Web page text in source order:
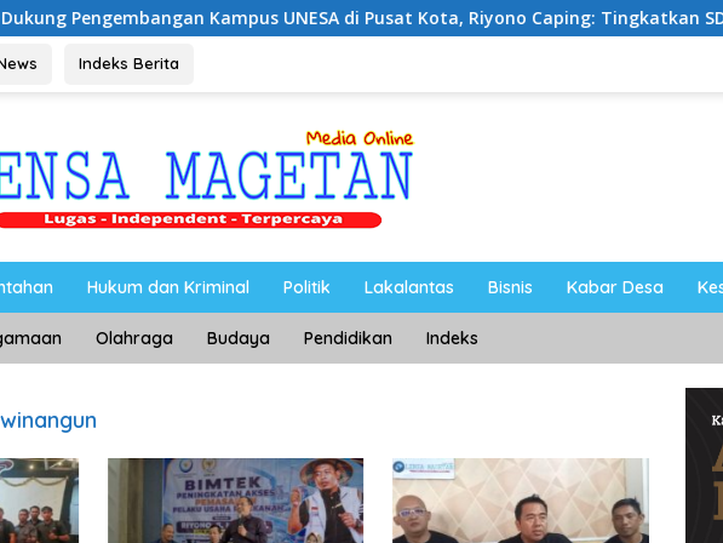
Kampus UNESA di Pusat Kota, Riyono Caping: Tingkatkan SDM dan
Indeks Berita
Hukum dan Kriminal Politik Lakalantas Bisnis Kabar Desa
Olahraga Budaya Pendidikan Indeks